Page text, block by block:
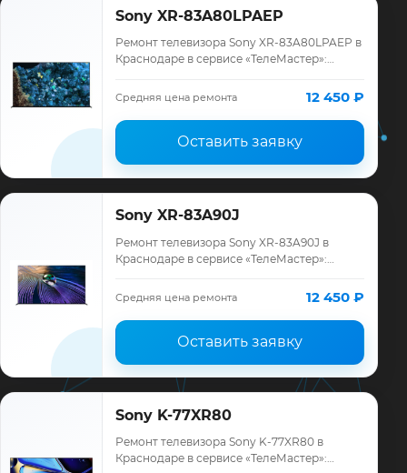
Sony XR-83A80LPAEP
Ремонт телевизора Sony XR-83A80LPAEP в
Краснодаре в сервисе «ТелеМастер»:
ремонта, запчасти и гарантия до 12
Средняя цена ремонта 12 450 ₽
Оставить заявку
Sony XR-83A90J
Ремонт телевизора Sony XR-83A90J в
Краснодаре в сервисе «ТелеМастер»:
ремонта, запчасти и гарантия до 12
месяцев.
Средняя цена ремонта 12 450 ₽
Оставить заявку
Sony K-77XR80
Ремонт телевизора Sony K-77XR80 в
Краснодаре в сервисе «ТелеМастер»: